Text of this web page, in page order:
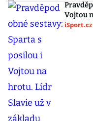
Vojtou
iSport.cz